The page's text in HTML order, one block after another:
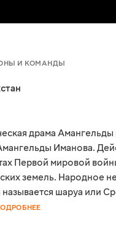
И КОМАНДЫ
драма
Иманова.
Первой мировой
земель. Народное
называется шаруа или